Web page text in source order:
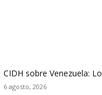
CIDH sobre Venezuela:
6 agosto, 2026